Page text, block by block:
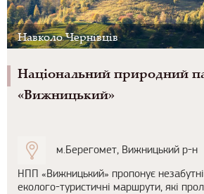
Навколо Чернівців
Національний природний
«Вижницький»
м.Берегомет, Вижницький р-н
НПП «Вижницький» пропонує
еколого-туристичні маршрути, які